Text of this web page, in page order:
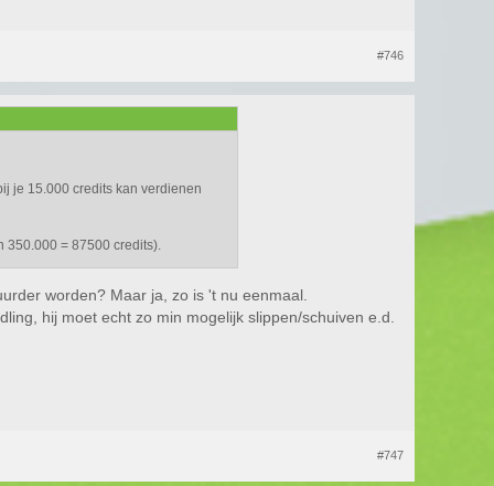
#746
je 15.000 credits kan verdienen
350.000 = 87500 credits).
worden? Maar ja, zo is 't nu eenmaal.
hij moet echt zo min mogelijk slippen/schuiven e.d.
#747